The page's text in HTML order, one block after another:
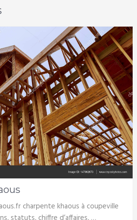
charpente khaous à coupeville